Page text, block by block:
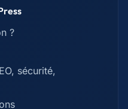
?
sécurité,